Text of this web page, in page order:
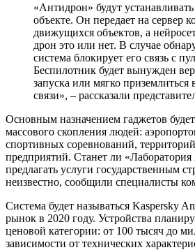
«Антидрон» будут
объекте. Он передает на сервер
движущихся объектов, а
дрон это или нет. В случае
система блокирует его связь с
Беспилотник будет вынужден
запуска или мягко приземлиться
связи», – рассказали
Основным назначением гаджетов
массового скопления людей:
спортивных соревнований,
предприятий. Станет ли «Лаборатория
предлагать услуги государственным
неизвестно, сообщили специалисты
Система будет называться Kaspersky
рынок в 2020 году. Устройства
ценовой категории: от 100 тысяч до
зависимости от технических